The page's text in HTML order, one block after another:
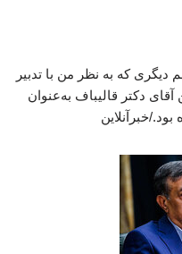
که به نظر من با تدبیر
دکتر قالیباف به‌عنوان
خبرآنلاین